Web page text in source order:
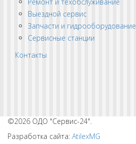
Выездной сервис
Запчасти и гидрооборудование
Сервисные станции
Контакты
©2026 ОДО "Сервис-24".
Разработка сайта: AtilexMG